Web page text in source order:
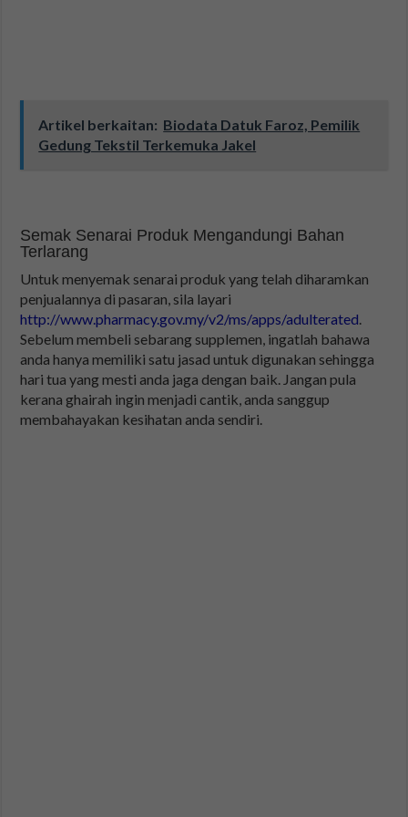
Artikel berkaitan: Biodata Datuk Faroz, Pemilik
Gedung Tekstil Terkemuka Jakel
Semak Senarai Produk Mengandungi Bahan
Terlarang
Untuk menyemak senarai produk yang telah diharamkan
penjualannya di pasaran, sila layari
http://www.pharmacy.gov.my/v2/ms/apps/adulterated
Sebelum membeli sebarang supplemen, ingatlah bahawa
anda hanya memiliki satu jasad untuk digunakan sehingga
hari tua yang mesti anda jaga dengan baik. Jangan pula
kerana ghairah ingin menjadi cantik, anda sanggup
membahayakan kesihatan anda sendiri.